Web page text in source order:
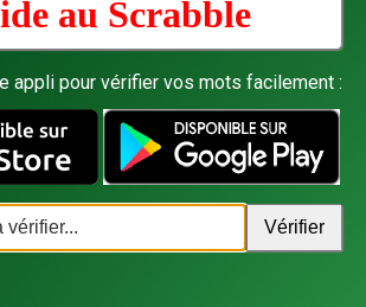
au Scrabble
appli pour vérifier vos mots facilement :